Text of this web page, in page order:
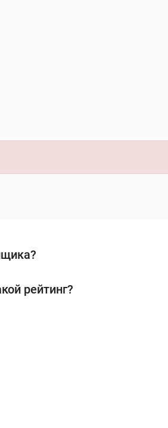
рейтинг?